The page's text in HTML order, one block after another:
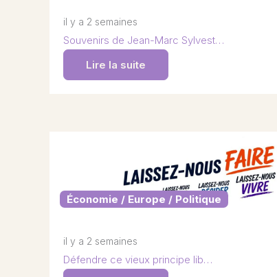
il y a 2 semaines
Souvenirs de Jean-Marc Sylvest…
Lire la suite
Économie / Europe / Politique
il y a 2 semaines
Défendre ce vieux principe lib…